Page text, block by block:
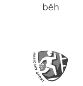
běh